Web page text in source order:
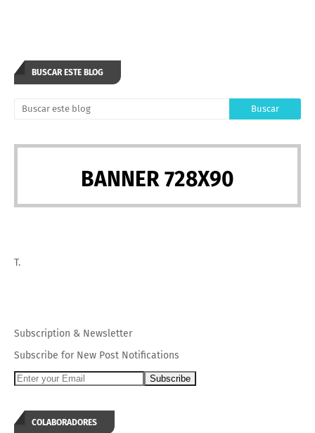
BUSCAR ESTE BLOG
BANNER 728X90
T.
Subscription & Newsletter
Subscribe for New Post Notifications
COLABORADORES